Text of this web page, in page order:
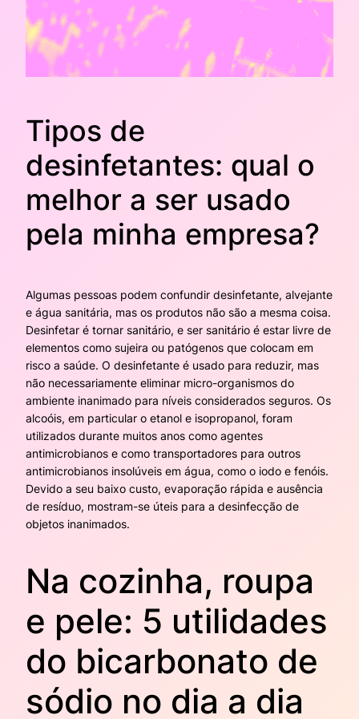
Tipos de
desinfetantes: qual o
melhor a ser usado
pela minha empresa?
Algumas pessoas podem confundir desinfetante, alvejante
e água sanitária, mas os produtos não são a mesma coisa.
Desinfetar é tornar sanitário, e ser sanitário é estar livre de
elementos como sujeira ou patógenos que colocam em
risco a saúde. O desinfetante é usado ​​para reduzir, mas
não necessariamente eliminar micro-organismos do
ambiente inanimado para níveis considerados seguros. Os
alcoóis, em particular o etanol e isopropanol, foram
utilizados durante muitos anos como agentes
antimicrobianos e como transportadores para outros
antimicrobianos insolúveis em água, como o iodo e fenóis.
Devido a seu baixo custo, evaporação rápida e ausência
de resíduo, mostram-se úteis para a desinfecção de
objetos inanimados.
Na cozinha, roupa
e pele: 5 utilidades
do bicarbonato de
sódio no dia a dia